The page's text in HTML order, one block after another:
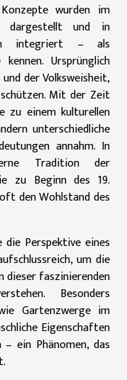
wurden im
dargestellt und in
integriert – als
Ursprünglich
der Volksweisheit,
Mit der Zeit
zu einem kulturellen
unterschiedliche
annahm. In
Tradition der
zu Beginn des 19.
den Wohlstand des
Perspektive eines
um die
dieser faszinierenden
Besonders
Gartenzwerge im
Eigenschaften
– ein Phänomen, das